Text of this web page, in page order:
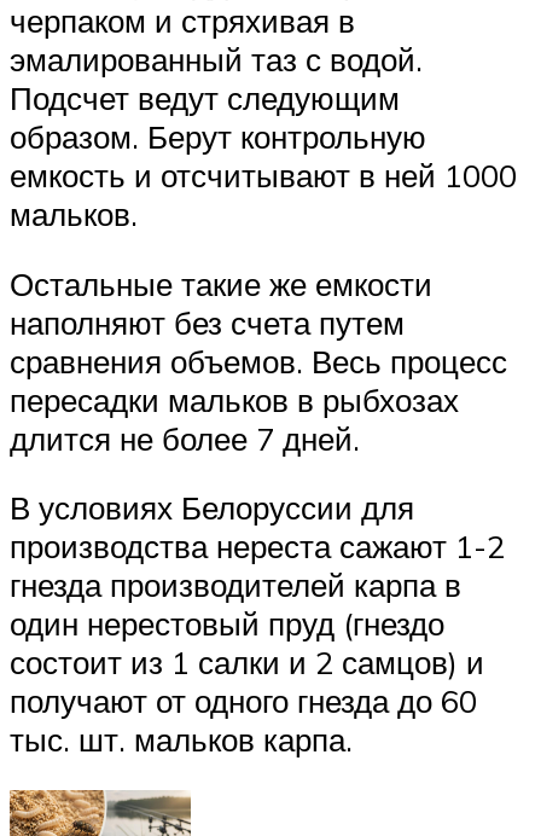
черпаком и стряхивая в
эмалированный таз с водой.
Подсчет ведут следующим
образом. Берут контрольную
емкость и отсчитывают в ней 1000
мальков.
Остальные такие же емкости
наполняют без счета путем
сравнения объемов. Весь процесс
пересадки мальков в рыбхозах
длится не более 7 дней.
В условиях Белоруссии для
производства нереста сажают 1-2
гнезда производителей карпа в
один нерестовый пруд (гнездо
состоит из 1 салки и 2 самцов) и
получают от одного гнезда до 60
тыс. шт. мальков карпа.